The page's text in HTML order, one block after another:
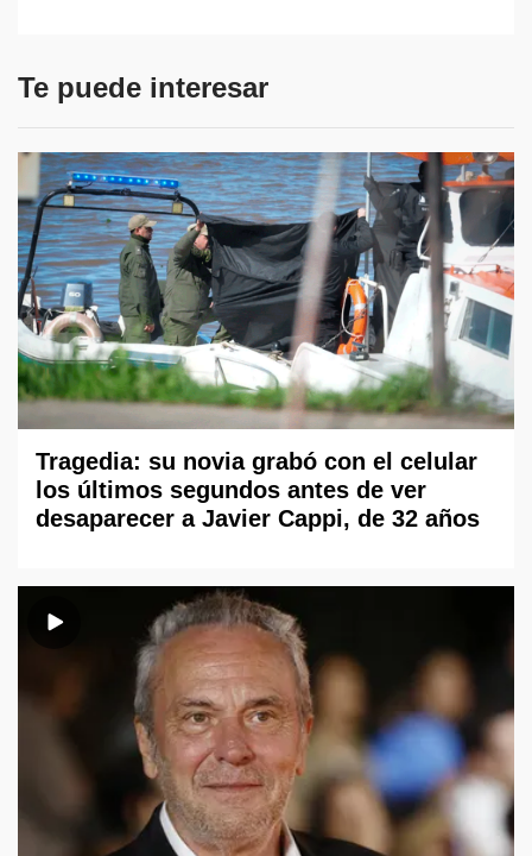
Te puede interesar
Tragedia: su novia grabó con el celular
los últimos segundos antes de ver
desaparecer a Javier Cappi, de 32 años